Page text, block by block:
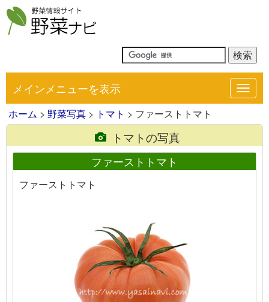
メインメニューを表示
ホーム > 野菜写真 > トマト > ファーストトマト
トマトの写真
ファーストトマト
ファーストトマト